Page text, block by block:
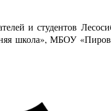
и студентов
школа», МБОУ